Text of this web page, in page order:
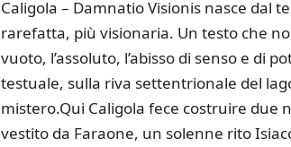
Caligola – Damnatio Visionis nasce dal
rarefatta, più visionaria. Un testo che
vuoto, l’assoluto, l’abisso di senso e di
testuale, sulla riva settentrionale del
mistero.Qui Caligola fece costruire due
vestito da Faraone, un solenne rito